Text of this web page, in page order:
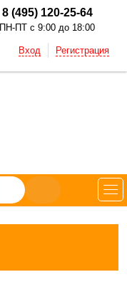
8 (495) 120-25-64
ПН-ПТ с 9:00 до 18:00
Вход Регистрация